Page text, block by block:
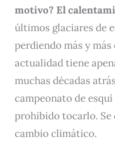
motivo? El
últimos glaciares de
perdiendo más y
actualidad tiene
muchas décadas
campeonato de
prohibido tocarlo. Se
cambio climático.